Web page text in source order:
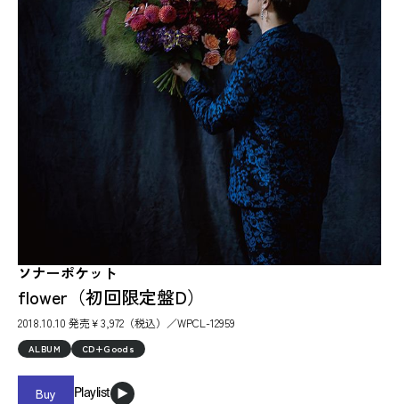
ソナーポケット
flower（初回限定盤D）
2018.10.10 発売￥3,972（税込）／WPCL-12959
ALBUM CD+Goods
Buy Playlist